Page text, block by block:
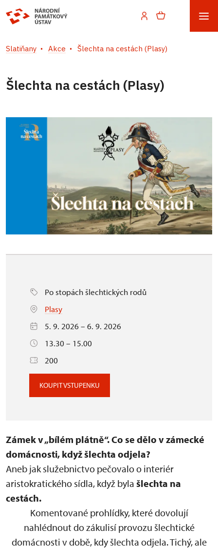
Slatiňany Akce Šlechta na cestách (Plasy)
Šlechta na cestách (Plasy)
Po stopách šlechtických rodů
Plasy
5. 9. 2026 – 6. 9. 2026
13.30 – 15.00
200
KOUPIT VSTUPENKU
Zámek v „bílém plátně“.Co se dělo v zámecké
domácnosti, když šlechta odjela?
Aneb jak služebnictvo pečovalo o interiér
aristokratického sídla, když byla šlechta na
cestách.
Komentované prohlídky, které dovolují
nahlédnout do zákulisí provozu šlechtické
domácnosti v době, kdy šlechta odjela. Tichý, ale